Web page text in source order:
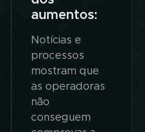
aumentos:
Notícias e
processos
mostram que
as operadoras
não
conseguem